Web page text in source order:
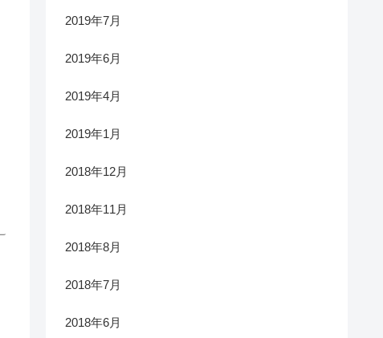
2019年7月
2019年6月
2019年4月
2019年1月
2018年12月
2018年11月
2018年8月
2018年7月
2018年6月